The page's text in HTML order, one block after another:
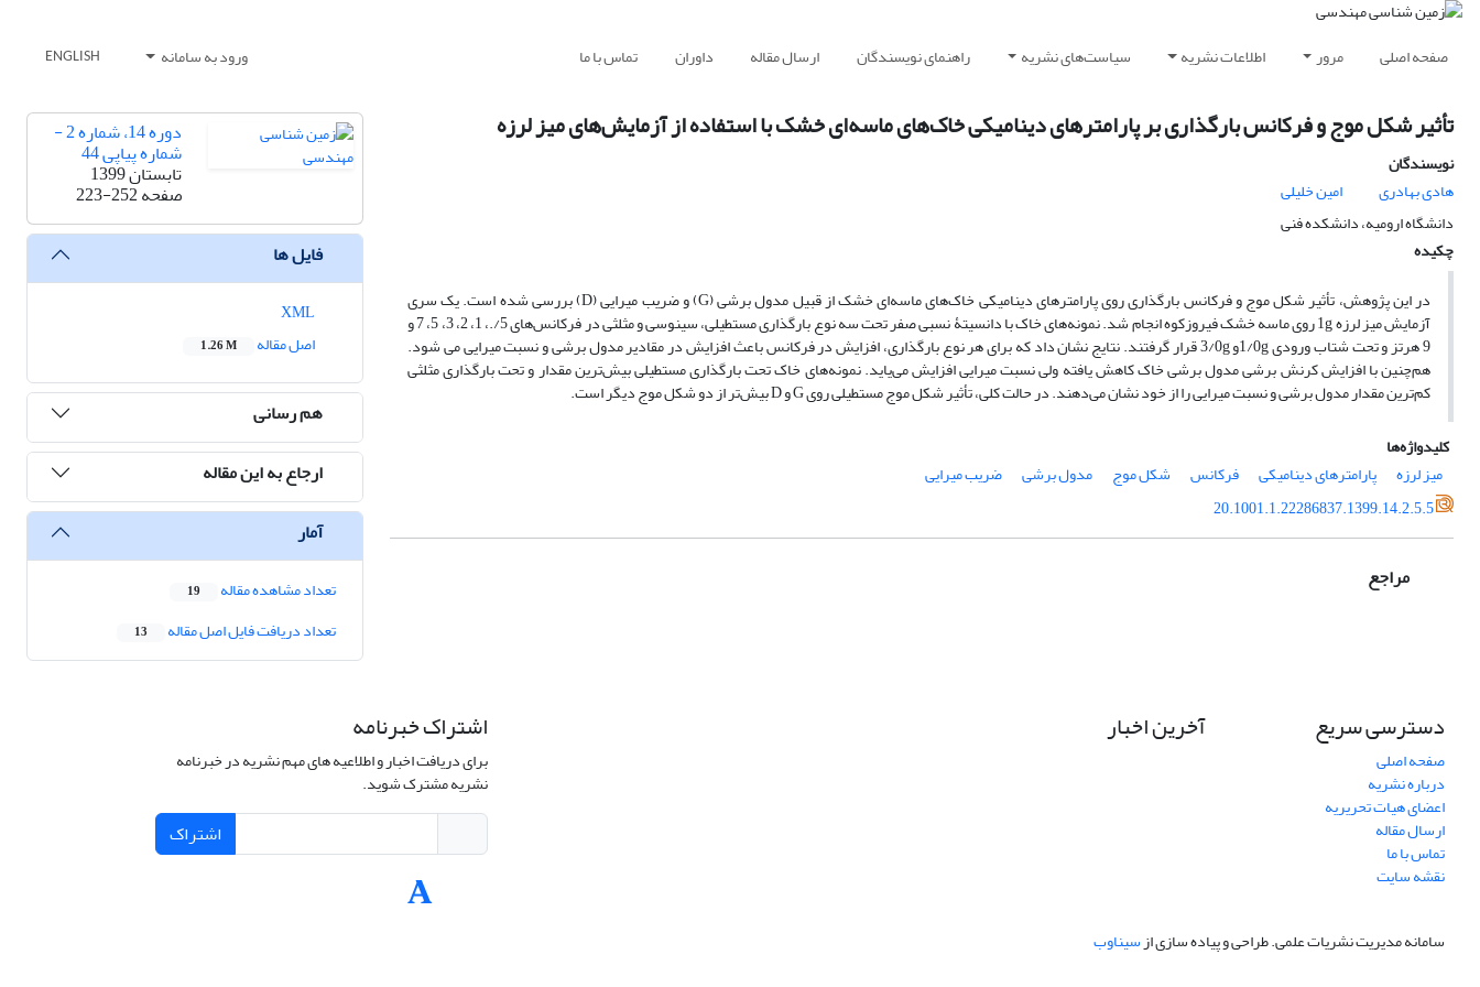
صفحه اصلی مرور اطلاعات نشریه سیاست‌های نشریه راهنمای نویسندگان ارسال مقاله داوران تماس با ما ورود به سامانه ENGLISH
تأثیر شکل موج و فرکانس بارگذاری بر پارامترهای دینامیکی خاک‌های ماسه‌ای خشک با استفاده از آزمایش‌های میز لرزه
نویسندگان
هادی بهادری
امین خلیلی
دانشگاه ارومیه، دانشکده فنی
چکیده
در این پژوهش، تأثیر شکل موج و فرکانس بارگذاری روی پارامترهای دینامیکی خاک‌های ماسه‌ای خشک از قبیل مدول برشی (G) و ضریب میرایی (D) بررسی شده است. یک سری
آزمایش میز لرزه1g روی ماسه خشک فیروزکوه انجام شد. نمونه‌های خاک با دانسیتۀ نسبی صفر تحت سه نوع بارگذاری مستطیلی، سینوسی و مثلثی در فرکانس‌های 5/.، 1، 2، 3، 5، 7 و
9 هرتز و تحت شتاب ورودی g1/0و g
3/0قرار گرفتند. نتایج نشان داد که برای هر نوع بارگذاری، افزایش در فرکانس باعث افزایش در مقادیر مدول برشی و نسبت میرایی می شود.
هم‌چنین با افزایش کرنش برشی مدول برشی خاک کاهش یافته ولی نسبت میرایی افزایش می‌یاید. نمونه‌های خاک تحت بارگذاری مستطیلی بیش‌ترین مقدار و تحت بارگذاری مثلثی
کم‌ترین مقدار مدول برشی و نسبت میرایی را از خود نشان می‌دهند. در حالت کلی، تأثیر شکل موج مستطیلی رویGوDبیش‌تر از دو شکل موج دیگر است.
کلیدواژه‌ها
میز لرزه
پارامترهای دینامیکی فرکانس شکل موج مدول برشی
ضریب میرایی
20.1001.1.22286837.1399.14.2.5.5
مراجع
دوره 14، شماره 2 -
شماره پیاپی 44
تابستان 1399
صفحه223-252
فایل ها
اصل مقاله
1.26 M
هم رسانی
ارجاع به این مقاله
آمار
تعداد مشاهده مقاله 19
تعداد دریافت فایل اصل مقاله 13
دسترسی سریع
صفحه اصلی
درباره نشریه
اعضای هیات تحریریه
ارسال مقاله
تماس با ما
نقشه سایت
آخرین اخبار اشتراک خبرنامه
برای دریافت اخبار و اطلاعیه های مهم نشریه در خبرنامه
نشریه مشترک شوید.
اشتراک
سامانه مدیریت نشریات علمی.طراحی و پیاده سازی ازسیناوب